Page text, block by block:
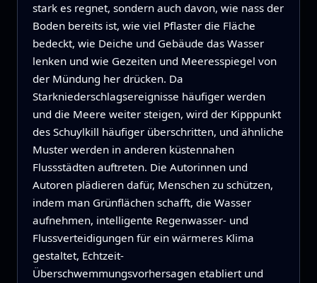
stark es regnet, sondern auch davon, wie nass der
Boden bereits ist, wie viel Pflaster die Fläche
bedeckt, wie Deiche und Gebäude das Wasser
lenken und wie Gezeiten und Meeresspiegel von
der Mündung her drücken. Da
Starkniederschlagsereignisse häufiger werden
und die Meere weiter steigen, wird der Kipppunkt
des Schuylkill häufiger überschritten, und ähnliche
Muster werden in anderen küstennahen
Flussstädten auftreten. Die Autorinnen und
Autoren plädieren dafür, Menschen zu schützen,
indem man Grünflächen schafft, die Wasser
aufnehmen, intelligente Regenwasser- und
Flussverteidigungen für ein wärmeres Klima
gestaltet, Echtzeit-
Überschwemmungsvorhersagen etabliert und